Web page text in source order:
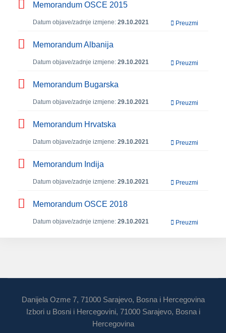
Memorandum OSCE 2015
Datum objave/zadnje izmjene: 29.10.2021 Preuzmi
Memorandum Albanija
Datum objave/zadnje izmjene: 29.10.2021 Preuzmi
Memorandum Bugarska
Datum objave/zadnje izmjene: 29.10.2021 Preuzmi
Memorandum Hrvatska
Datum objave/zadnje izmjene: 29.10.2021 Preuzmi
Memorandum Indija
Datum objave/zadnje izmjene: 29.10.2021 Preuzmi
Memorandum OSCE 2018
Datum objave/zadnje izmjene: 29.10.2021 Preuzmi
Danijela Ozme 7, 71000 Sarajevo, Bosna i Hercegovina
Izbori u Bosni i Hercegovini, 71000 Sarajevo, Bosna i
Hercegovina